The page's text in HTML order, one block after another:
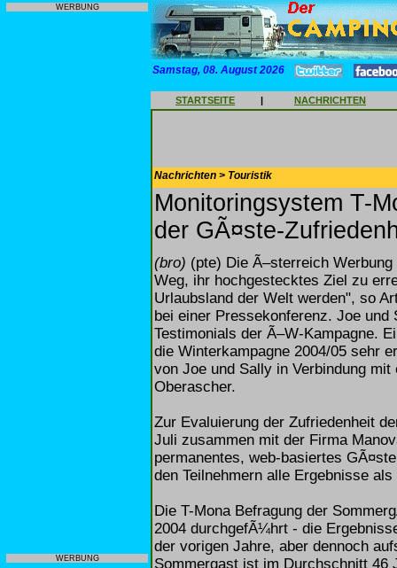
WERBUNG
WERBUNG
Samstag, 08. August 2026
STARTSEITE | NACHRICHTEN
Nachrichten > Touristik
Monitoringsystem T-
der GÃ¤ste-
(bro) (pte) Die Ã–sterreich
Weg, ihr hochgestecktes Ziel zu
Urlaubsland der Welt werden", so
bei einer Pressekonferenz. Joe
Testimonials der Ã–W-Kampagne.
die Winterkampagne 2004/05 sehr
von Joe und Sally in Verbindung
Oberascher.
Zur Evaluierung der Zufriedenheit
Juli zusammen mit der Firma
permanentes, web-basiertes
den Teilnehmern alle Ergebnisse
Die T-Mona Befragung der
2004 durchgefÃ¼hrt - die
der vorigen Jahre, aber dennoch
Sommergast ist im Durchschnitt 46